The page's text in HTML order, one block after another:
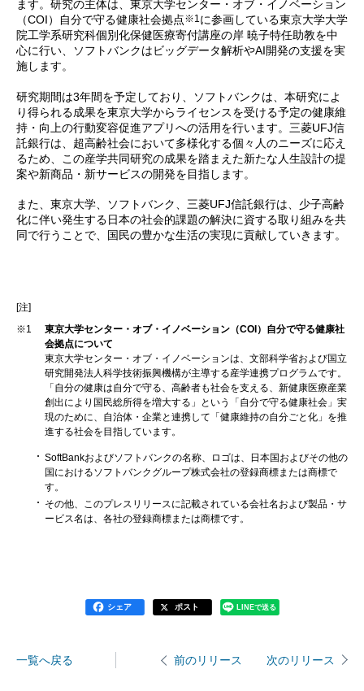
ます。研究の主体は、東京大学センター・オブ・イノベーション
（COI）自分で守る健康社会拠点※1 に参画している東京大学大学
院工学系研究科個別化保健医療寄付講座の岸 暁子特任助教を中
心に行い、ソフトバンクはビッグデータ解析やAI開発の支援を実
施します。
研究期間は3年間を予定しており、ソフトバンクは、本研究によ
り得られる成果を東京大学からライセンスを受ける予定の健康維
持・向上の行動変容促進アプリへの活用を行います。三菱UFJ信
託銀行は、超高齢社会において多様化する個々人のニーズに応え
るため、この産学共同研究の成果を踏まえた新たな人生設計の提
案や新商品・新サービスの開発を目指します。
また、東京大学、ソフトバンク、三菱UFJ信託銀行は、少子高齢
化に伴い発生する日本の社会的課題の解決に資する取り組みを共
同で行うことで、国民の豊かな生活の実現に貢献していきます。
[注]
※1
東京大学センター・オブ・イノベーション（COI）自分で守る健康社
会拠点について
東京大学センター・オブ・イノベーションは、文部科学省および国立
研究開発法人科学技術振興機構が主導する産学連携プログラムです。
「自分の健康は自分で守る、高齢者も社会を支える、新健康医療産業
創出により国民総所得を増大する」という「自分で守る健康社会」実
現のために、自治体・企業と連携して「健康維持の自分ごと化」を推
進する社会を目指しています。
SoftBankおよびソフトバンクの名称、ロゴは、日本国およびその他の
国におけるソフトバンクグループ株式会社の登録商標または商標で
す。
その他、このプレスリリースに記載されている会社名および製品・サ
ービス名は、各社の登録商標または商標です。
シェア ポスト LINEで送る
一覧へ戻る 前のリリース 次のリリース